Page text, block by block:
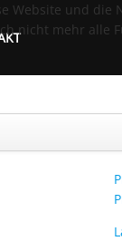
Website und die
nicht mehr alle